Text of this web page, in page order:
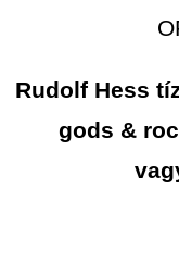
Rudolf Hess
gods &